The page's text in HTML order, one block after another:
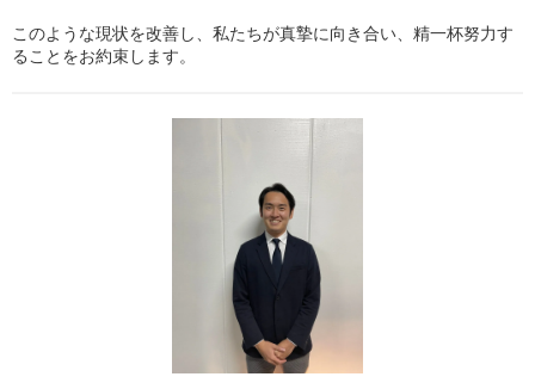
このような現状を改善し、私たちが真摯に向き合い、精一杯努力す
ることをお約束します。